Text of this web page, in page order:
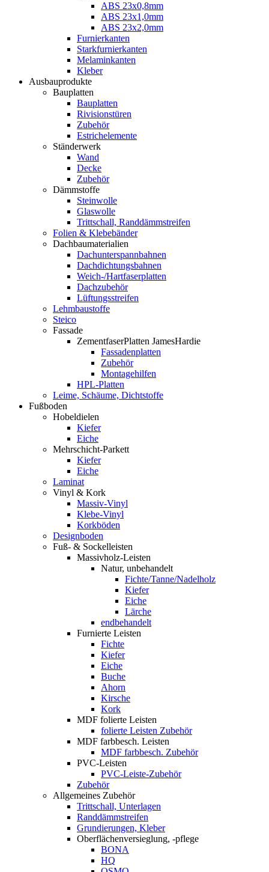
ABS 23x0,8mm
ABS 23x1,0mm
ABS 23x2,0mm
Furnierkanten
Starkfurnierkanten
Melaminkanten
Kleber
Ausbauprodukte
Bauplatten
Bauplatten
Rivisionstüren
Zubehör
Estrichelemente
Ständerwerk
Wand
Decke
Zubehör
Dämmstoffe
Steinwolle
Glaswolle
Trittschall, Randdämmstreifen
Folien & Klebebänder
Dachbaumaterialien
Dachunterspannbahnen
Dachdichtungsbahnen
Weich-/Hartfaserplatten
Dachzubehör
Lüftungsstreifen
Lehmbaustoffe
Steico
Fassade
ZementfaserPlatten JamesHardie
Fassadenplatten
Zubehör
Montagehilfen
HPL-Platten
Leime, Schäume, Dichtstoffe
Fußboden
Hobeldielen
Kiefer
Eiche
Mehrschicht-Parkett
Kiefer
Eiche
Laminat
Vinyl & Kork
Massiv-Vinyl
Klebe-Vinyl
Korkböden
Designboden
Fuß- & Sockelleisten
Massivholz-Leisten
Natur, unbehandelt
Fichte/Tanne/Nadelholz
Kiefer
Eiche
Lärche
endbehandelt
Furnierte Leisten
Fichte
Kiefer
Eiche
Buche
Ahorn
Kirsche
Kork
MDF folierte Leisten
folierte Leisten Zubehör
MDF farbbesch. Leisten
MDF farbbesch. Zubehör
PVC-Leisten
PVC-Leiste-Zubehör
Zubehör
Allgemeines Zubehör
Trittschall, Unterlagen
Randdämmstreifen
Grundierungen, Kleber
Oberflächenversieglung, -pflege
BONA
HQ